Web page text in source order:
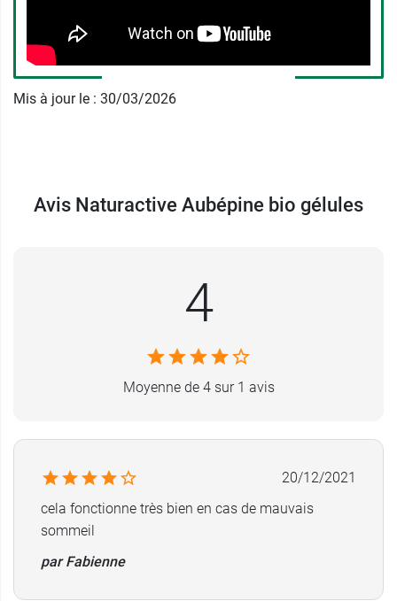
81100 CASTRES
France
05 63 51 68 00
Mis à jour le : 30/03/2026
Avis Naturactive Aubépine bio gélules
4
Moyenne de 4 sur 1 avis
20/12/2021
cela fonctionne très bien en cas de mauvais
sommeil
par Fabienne